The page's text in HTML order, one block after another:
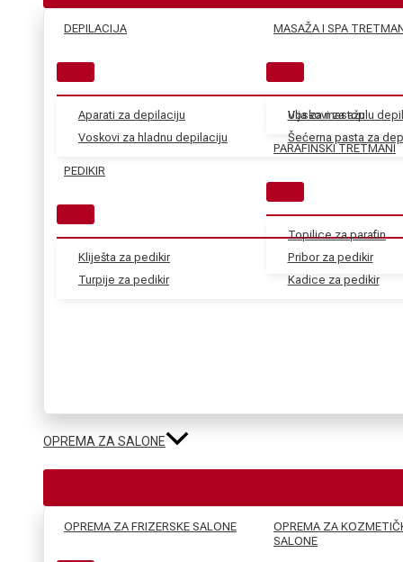
DEPILACIJA
Aparati za depilaciju
Voskovi za hladnu depilaciju
Voskovi za toplu
Šećerna pasta za
PEDIKIR
Kliješta za pedikir
Turpije za pedikir
Pribor za pedikir
Kadice za pedikir
MASAŽA I SPA
Ulja za masažu
PARAFINSKI TRETMANI
Topilice za parafin
OPREMA ZA SALONE
OPREMA ZA FRIZERSKE SALONE
OPREMA ZA
SALONE